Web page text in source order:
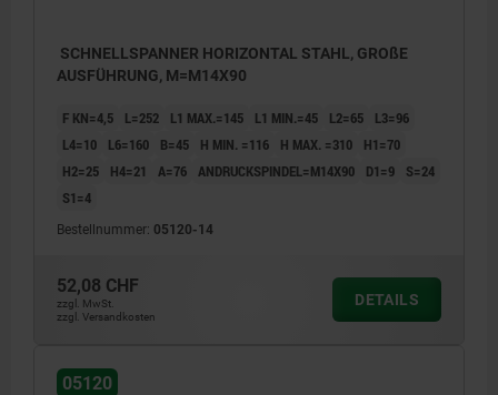
1) Kunststoffgriff 05200
SCHNELLSPANNER HORIZONTAL STAHL, GROßE
AUSFÜHRUNG, M=M14X90
F KN=4,5 L=252 L1 MAX.=145 L1 MIN.=45 L2=65
L3=96
L4=10
L6=160 B=45 H MIN. =116 H MAX. =310
H1=70
H2=25
H4=21 A=76 ANDRUCKSPINDEL=M14X90 D1=9
S=24
S1=4
Bestellnummer: 05120-14
52,08 CHF
zzgl. MwSt.
zzgl. Versandkosten
DETAILS
05120